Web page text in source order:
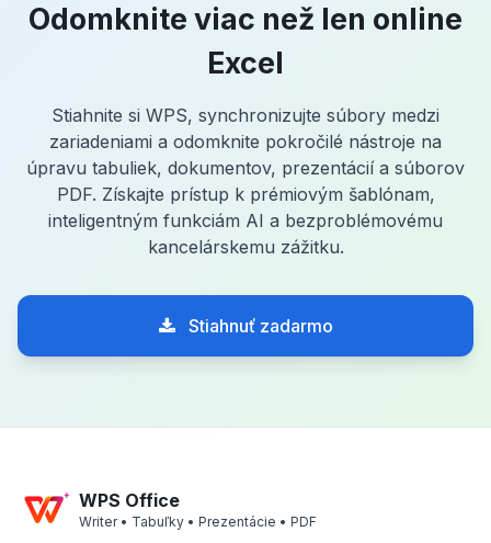
Odomknite viac než len online
Excel
Stiahnite si WPS, synchronizujte súbory medzi
zariadeniami a odomknite pokročilé nástroje na
úpravu tabuliek, dokumentov, prezentácií a súborov
PDF. Získajte prístup k prémiovým šablónam,
inteligentným funkciám AI a bezproblémovému
kancelárskemu zážitku.
Stiahnuť zadarmo
WPS Office
Writer • Tabuľky • Prezentácie • PDF